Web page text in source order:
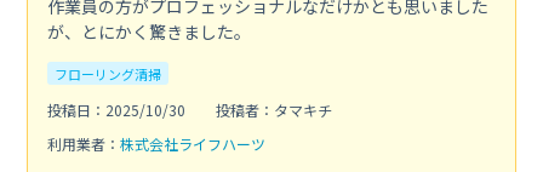
作業員の方がプロフェッショナルなだけかとも思いました
が、とにかく驚きました。
フローリング清掃
投稿日：2025/10/30
投稿者：タマキチ
利用業者： 株式会社ライフハーツ